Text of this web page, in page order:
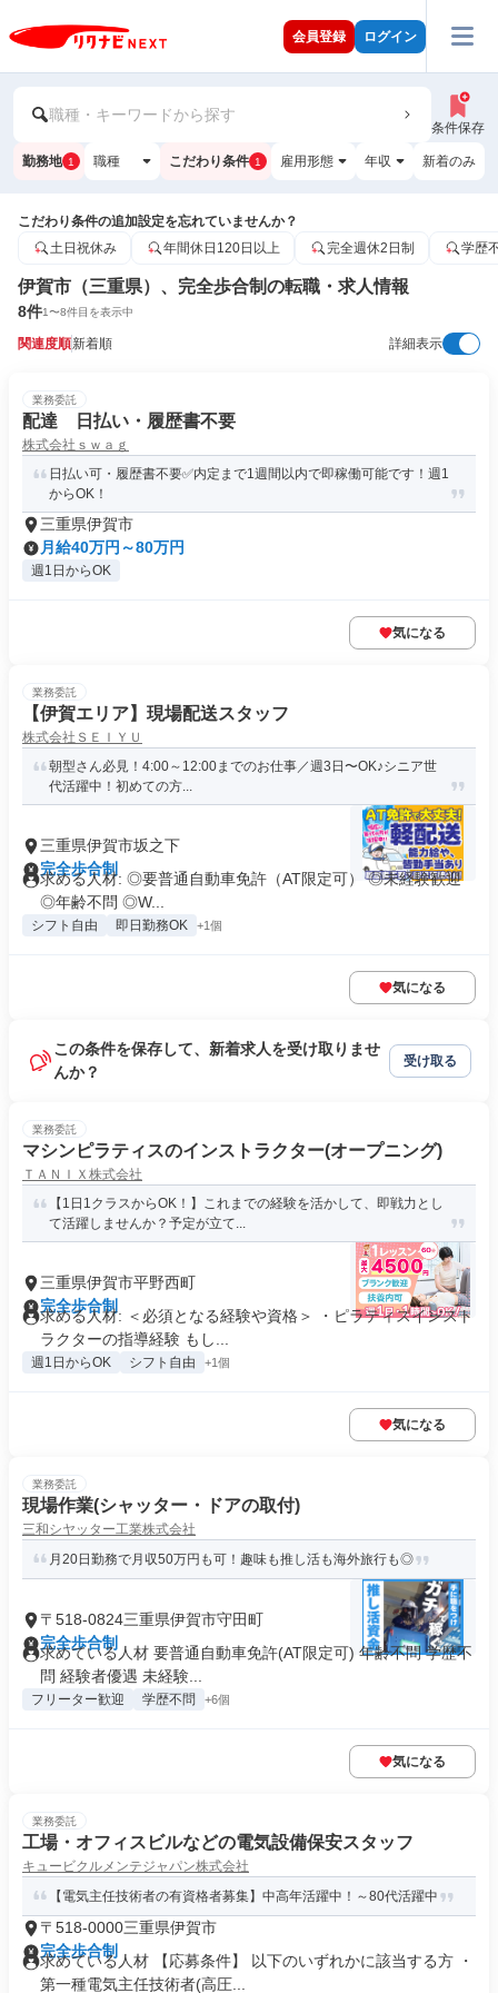
会員登録 ログイン
職種・キーワードから探す
条件保存
勤務地 1 職種 こだわり条件 1 雇用形態 年収 新着のみ
こだわり条件の追加設定を忘れていませんか？
土日祝休み
年間休日120日以上 完全週休2日制 学歴
伊賀市（三重県）、完全歩合制の転職・求人情報
8件1〜8件目を表示中
関連度順新着順 詳細表示
業務委託
配達 日払い・履歴書不要
株式会社ｓｗａｇ
日払い可・履歴書不要✅内定まで1週間以内で即稼働可能です！週1
からOK！
三重県伊賀市
月給40万円～80万円
週1日からOK
気になる
業務委託
【伊賀エリア】現場配送スタッフ
株式会社ＳＥＩＹＵ
朝型さん必見！4:00～12:00までのお仕事／週3日〜OK♪シニア世
代活躍中！初めての方...
三重県伊賀市坂之下
完全歩合制
求める人材: ◎要普通自動車免許（AT限定可） ◎未経験歓迎
◎年齢不問 ◎W...
シフト自由 即日勤務OK +1個
気になる
この条件を保存して、新着求人を受け取りませ
んか？
受け取る
業務委託
マシンピラティスのインストラクター(オープニング)
ＴＡＮＩＸ株式会社
【1日1クラスからOK！】これまでの経験を活かして、即戦力とし
て活躍しませんか？予定が立て...
三重県伊賀市平野西町
完全歩合制
求める人材: ＜必須となる経験や資格＞ ・ピラティスインスト
ラクターの指導経験 もし...
週1日からOK シフト自由 +1個
気になる
業務委託
現場作業(シャッター・ドアの取付)
三和シヤッター工業株式会社
月20日勤務で月収50万円も可！趣味も推し活も海外旅行も◎
〒518-0824三重県伊賀市守田町
完全歩合制
求めている人材 要普通自動車免許(AT限定可) 年齢不問 学歴不
問 経験者優遇 未経験...
フリーター歓迎 学歴不問 +6個
気になる
業務委託
工場・オフィスビルなどの電気設備保安スタッフ
キュービクルメンテジャパン株式会社
【電気主任技術者の有資格者募集】中高年活躍中！～80代活躍中
〒518-0000三重県伊賀市
完全歩合制
求めている人材 【応募条件】 以下のいずれかに該当する方 ・
第一種電気主任技術者(高圧...